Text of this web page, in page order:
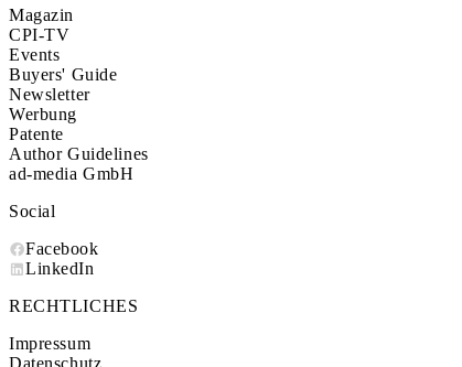
Magazin
CPI-TV
Events
Buyers' Guide
Newsletter
Werbung
Patente
Author Guidelines
ad-media GmbH
Social
Facebook
LinkedIn
RECHTLICHES
Impressum
Datenschutz